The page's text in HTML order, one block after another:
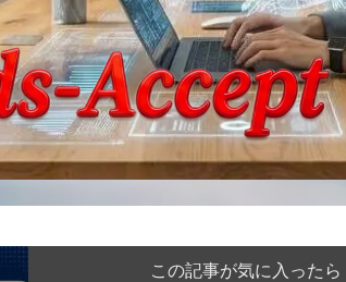
この記事が気に入ったら